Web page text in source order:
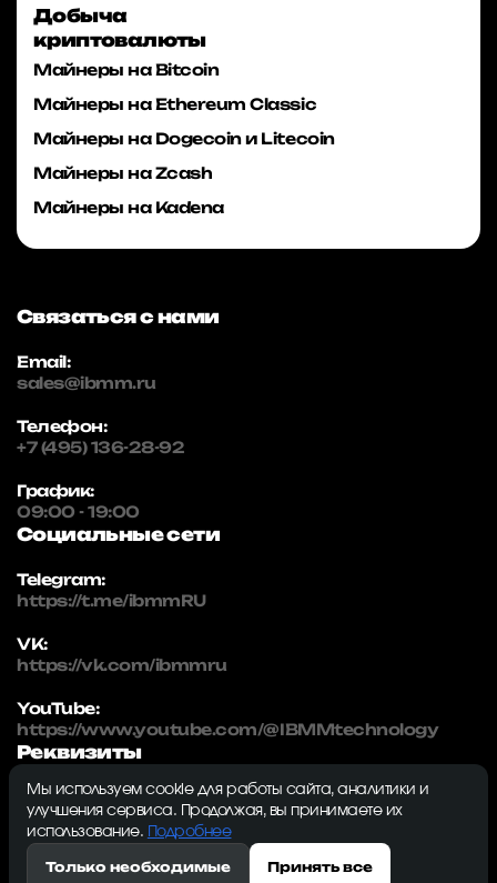
Добыча
криптовалюты
Майнеры на Bitcoin
Майнеры на Ethereum Classic
Майнеры на Dogecoin и Litecoin
Майнеры на Zcash
Майнеры на Kadena
Связаться с нами
Email:
sales@ibmm.ru
Телефон:
+7 (495) 136-28-92
График:
09:00 - 19:00
Социальные сети
Telegram:
https://t.me/ibmmRU
VK:
https://vk.com/ibmmru
YouTube:
https://www.youtube.com/@IBMMtechnology
Реквизиты
IBMM | technology
ИНН: 5032334982
ОГРН: 1215000115230
143009, Московская область, г. Одинцово, ул.
Мы используем cookie для работы сайта, аналитики и
улучшения сервиса. Продолжая, вы принимаете их
использование.
Подробнее
Только необходимые Принять все